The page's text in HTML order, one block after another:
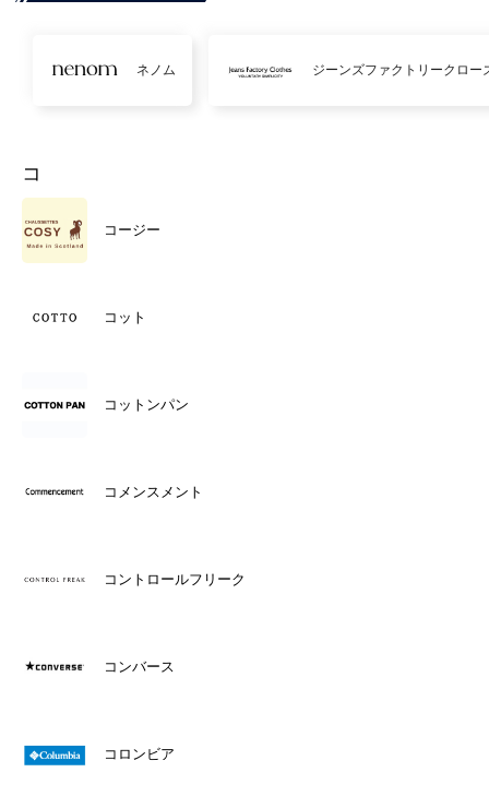
ネノム ジーンズファクトリークロー
コ
コージー
コット
コットンパン
コメンスメント
コントロールフリーク
コンバース
コロンビア